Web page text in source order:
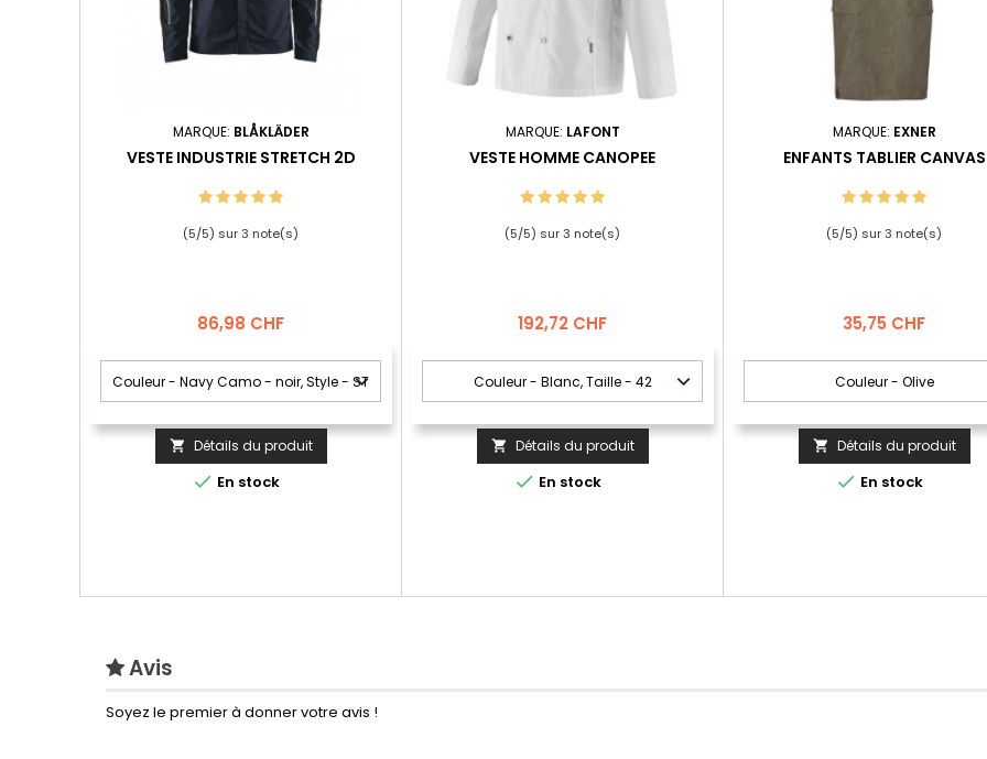
MARQUE: BLÅKLÄDER
VESTE INDUSTRIE STRETCH 2D
(5/5) sur3 note(s)
Prix
86,98 CHF
 Détails du produit
 En stock
MARQUE: LAFONT
VESTE HOMME CANOPEE
(5/5) sur3 note(s)
Prix
192,72 CHF
 Détails du produit
 En stock
MARQUE: EXNER
ENFANTS TABLIER CANVAS
(5/5) sur3 note(s)
Prix
35,75 CHF
 Détails du produit
 En stock
Avis
Soyez le premier à donner votre avis !